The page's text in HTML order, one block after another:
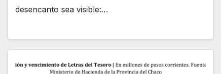
desencanto sea visible:…